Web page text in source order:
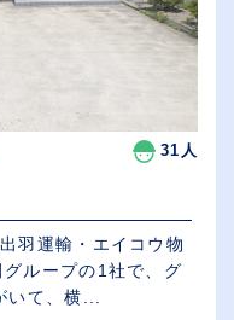
31人
羽運輸・エイコウ物
ループの1社で、グ
いて、横...